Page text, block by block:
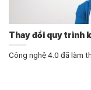
Thay đổi quy trình
Công nghệ 4.0 đã làm